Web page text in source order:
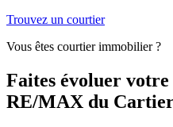
Trouvez un courtier
Vous êtes courtier immobilier ?
Faites évoluer
RE/MAX du